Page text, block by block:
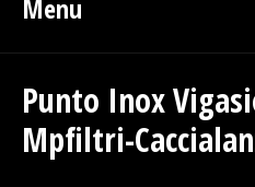
Menu
Punto Inox
Mpfiltri-